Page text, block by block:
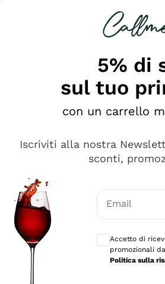
cercando
e professionalità
5% di
sul tuo
con un carrello
Iscriviti alla nostra
sconti,
Email
Accetto di
promozionali
Politica sulla